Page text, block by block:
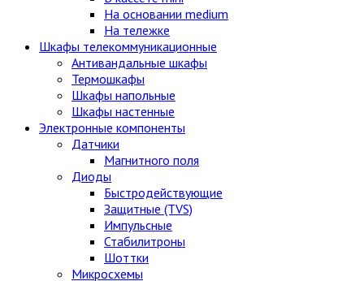
На основании medium
На тележке
Шкафы телекоммуникационные
Антивандальные шкафы
Термошкафы
Шкафы напольные
Шкафы настенные
Электронные компоненты
Датчики
Магнитного поля
Диоды
Быстродействующие
Защитные (TVS)
Импульсные
Стабилитроны
Шоттки
Микросхемы